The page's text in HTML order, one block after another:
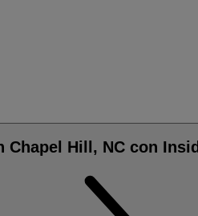
Chapel Hill, NC con